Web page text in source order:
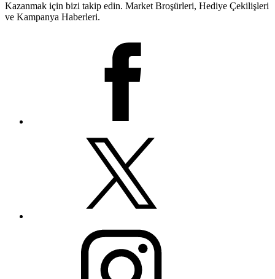
Kazanmak için bizi takip edin. Market Broşürleri, Hediye Çekilişleri
ve Kampanya Haberleri.